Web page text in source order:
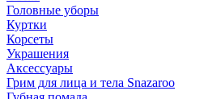
Головные уборы
Куртки
Корсеты
Украшения
Аксессуары
Грим для лица и тела Snazaroo